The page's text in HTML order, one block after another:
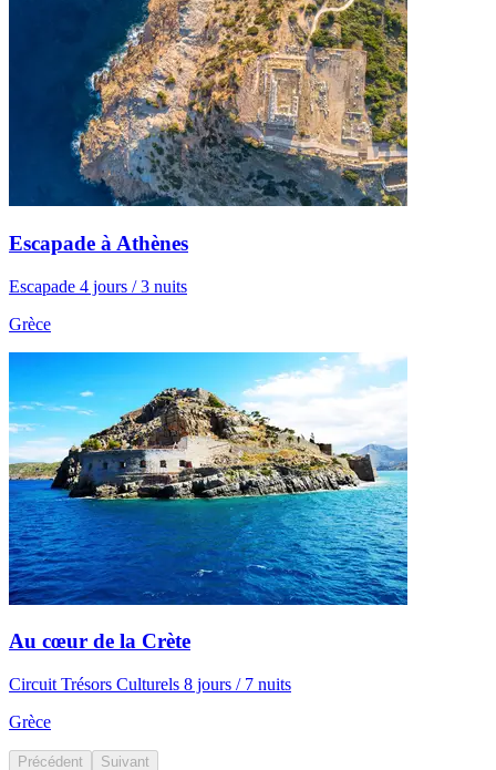
Escapade à Athènes
Escapade 4 jours / 3 nuits
Grèce
Au cœur de la Crète
Circuit Trésors Culturels 8 jours / 7 nuits
Grèce
Précédent Suivant